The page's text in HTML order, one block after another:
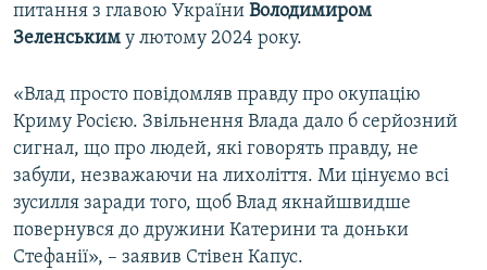
питання з главою України Володимиром
Зеленським у лютому 2024 року.
«Влад просто повідомляв правду про окупацію
Криму Росією. Звільнення Влада дало б серйозний
сигнал, що про людей, які говорять правду, не
забули, незважаючи на лихоліття. Ми цінуємо всі
зусилля заради того, щоб Влад якнайшвидше
повернувся до дружини Катерини та доньки
Стефанії», – заявив Стівен Капус.